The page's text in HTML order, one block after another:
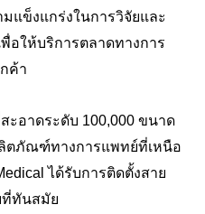
แข็งแกร่งในการวิจัยและ
อให้บริการตลาดทางการ
ค้า
ะอาดระดับ 100,000 ขนาด
ลิตภัณฑ์ทางการแพทย์ที่เหนือ
ได้รับการติดตั้งสาย
ที่ทันสมัย